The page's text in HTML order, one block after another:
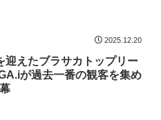
2025.12.20
迎えたブラサカトップリー
が過去一番の観客を集め